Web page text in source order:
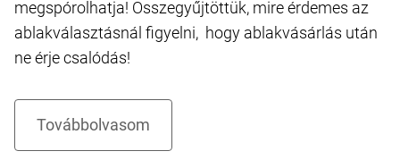
megspórolhatja! Összegyűjtöttük, mire érdemes az
ablakválasztásnál figyelni, hogy ablakvásárlás után
ne érje csalódás!